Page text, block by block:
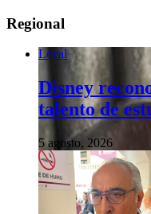
Regional
Local
Disney
talento de
5 agosto, 2026